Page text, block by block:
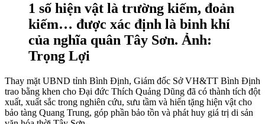
1 số hiện vật là trường kiếm, đoản
kiếm… được xác định là binh khí
của nghĩa quân Tây Sơn. Ảnh:
Trọng Lợi
Thay mặt UBND tỉnh Bình Định, Giám đốc Sở VH&TT Bình Định
trao bằng khen cho Đại đức Thích Quảng Dũng đã có thành tích đột
xuất, xuất sắc trong nghiên cứu, sưu tầm và hiến tặng hiện vật cho
bảo tàng Quang Trung, góp phần bảo tồn và phát huy giá trị di sản